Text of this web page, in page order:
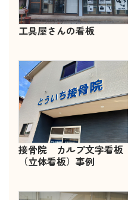
工具屋さんの看板
接骨院 カルプ文字看板
（立体看板）事例